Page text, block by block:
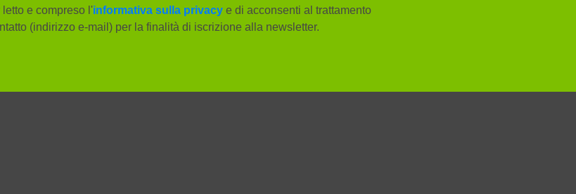
e compreso l'informativa sulla privacye di acconsenti al trattamento
(indirizzo e-mail) per la finalità di iscrizione alla newsletter.